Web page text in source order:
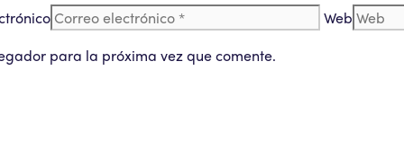
Web
para la próxima vez que comente.